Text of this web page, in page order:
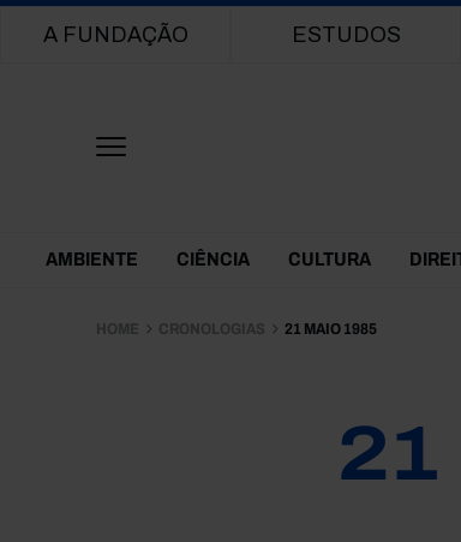
Main navigation
A FUNDAÇÃO ESTUDOS
Themes Menu
AMBIENTE CIÊNCIA CULTURA
HOME CRONOLOGIAS 21 MAIO 1985
21